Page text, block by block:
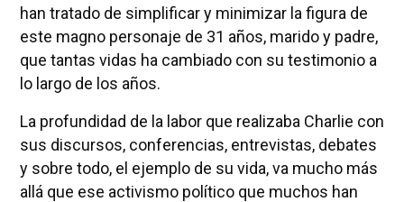
han tratado de simplificar y minimizar la figura de
este magno personaje de 31 años, marido y padre,
que tantas vidas ha cambiado con su testimonio a
lo largo de los años.
La profundidad de la labor que realizaba Charlie con
sus discursos, conferencias, entrevistas, debates
y sobre todo, el ejemplo de su vida, va mucho más
allá que ese activismo político que muchos han